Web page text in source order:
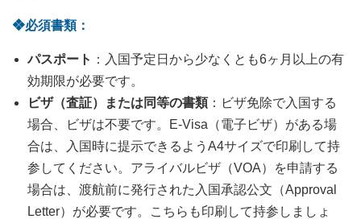
❖必須書類：
パスポート ：入国予定日から少なくとも6ヶ月以上の有
効期限が必要です。
ビザ（査証）または同等の書類：ビザ免除で入国する
場合、ビザは不要です。E-Visa（電子ビザ）がある場
合は、入国時に提示できるようA4サイズで印刷して持
参してください。アライバルビザ（VOA）を申請する
場合は、渡航前に発行された入国承認公文（Approval
Letter）が必要です。こちらも印刷して持参しましょ